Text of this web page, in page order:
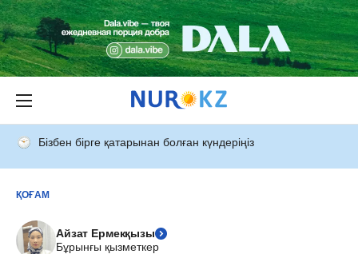
Бізбен бірге қатарынан болған күндеріңіз
ҚОҒАМ
Айзат Ермекқызы
Бұрынғы қызметкер